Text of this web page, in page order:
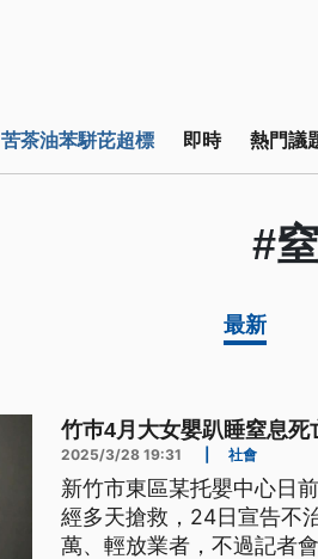
苦茶油苯駢芘超標 即時 熱門議
#
最新
竹巿4月大女嬰趴睡窒息
2025/3/28 19:31 社會
新竹市東區某托嬰中心日
經多天搶救，24日宣告不
萬、輕放業者，不過記者